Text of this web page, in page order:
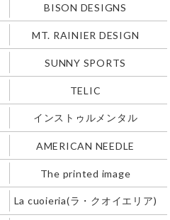
BISON DESIGNS
MT. RAINIER DESIGN
SUNNY SPORTS
TELIC
インストゥルメンタル
AMERICAN NEEDLE
The printed image
La cuoieria(ラ・クオイエリア)